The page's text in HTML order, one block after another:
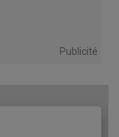
Publicité